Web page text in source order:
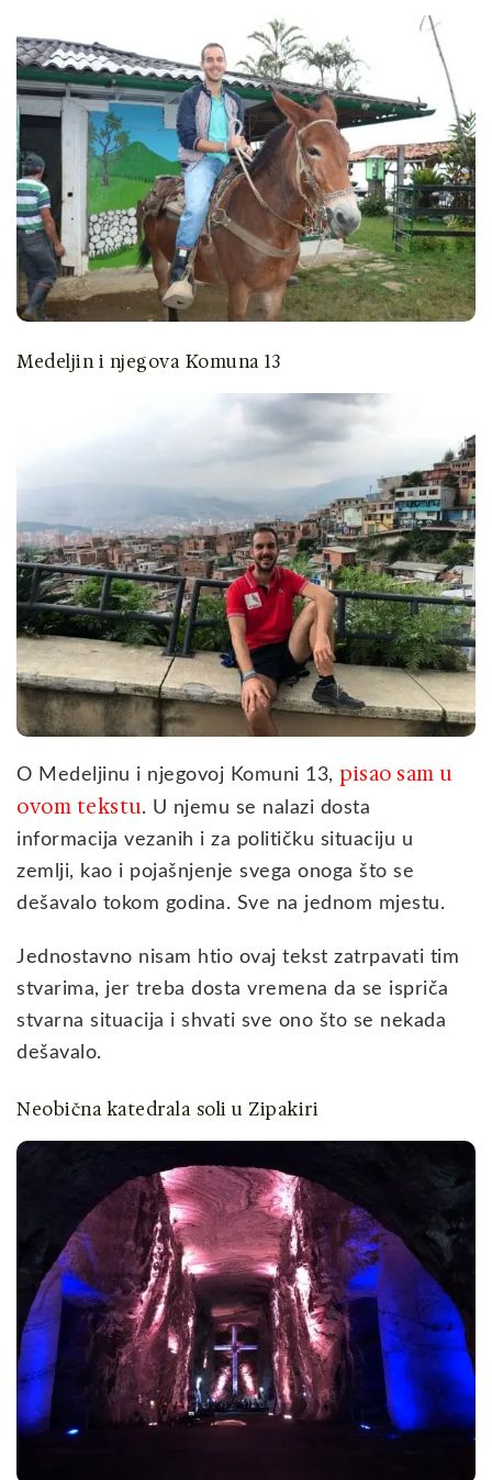
Medeljin i njegova Komuna 13
O Medeljinu i njegovoj Komuni 13, pisao sam u
ovom tekstu. U njemu se nalazi dosta
informacija vezanih i za političku situaciju u
zemlji, kao i pojašnjenje svega onoga što se
dešavalo tokom godina. Sve na jednom mjestu.
Jednostavno nisam htio ovaj tekst zatrpavati tim
stvarima, jer treba dosta vremena da se ispriča
stvarna situacija i shvati sve ono što se nekada
dešavalo.
Neobična katedrala soli u Zipakiri